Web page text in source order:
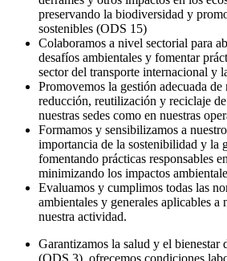
preservando la biodiversidad y
sostenibles (ODS 15)
Colaboramos a nivel sectorial para
desafíos ambientales y fomentar
sector del transporte internacional y
Promovemos la gestión adecuada
reducción, reutilización y reciclaje
nuestras sedes como en nuestras
Formamos y sensibilizamos a
importancia de la sostenibilidad y la
fomentando prácticas responsables
minimizando los impactos
Evaluamos y cumplimos todas las
ambientales y generales aplicables a
nuestra actividad.
Garantizamos la salud y el bienestar
(ODS 3), ofrecemos condiciones